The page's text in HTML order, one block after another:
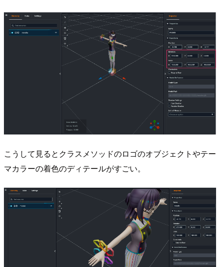
こうして見るとクラスメソッドのロゴのオブジェクトやテー
マカラーの着色のディテールがすごい。